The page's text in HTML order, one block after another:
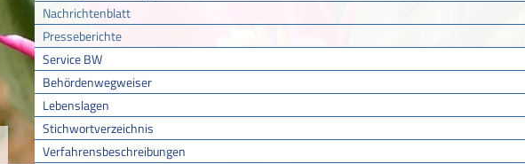
Nachrichtenblatt
Presseberichte
Service BW
Behördenwegweiser
Lebenslagen
Stichwortverzeichnis
Verfahrensbeschreibungen
Sie sind hier:Startseite /Aktuell /Service BW /Verfahrensbeschreibungen